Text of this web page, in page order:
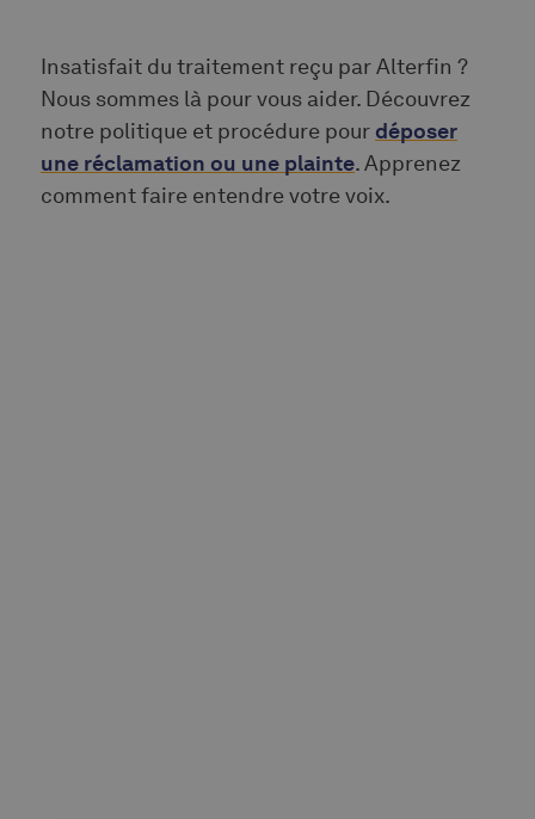
Insatisfait du traitement reçu par Alterfin ?
Nous sommes là pour vous aider. Découvrez
notre politique et procédure pour déposer
une réclamation ou une plainte. Apprenez
comment faire entendre votre voix.